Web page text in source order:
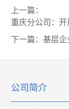
上一篇：
重庆分公司：
下一篇：基层
公司简介